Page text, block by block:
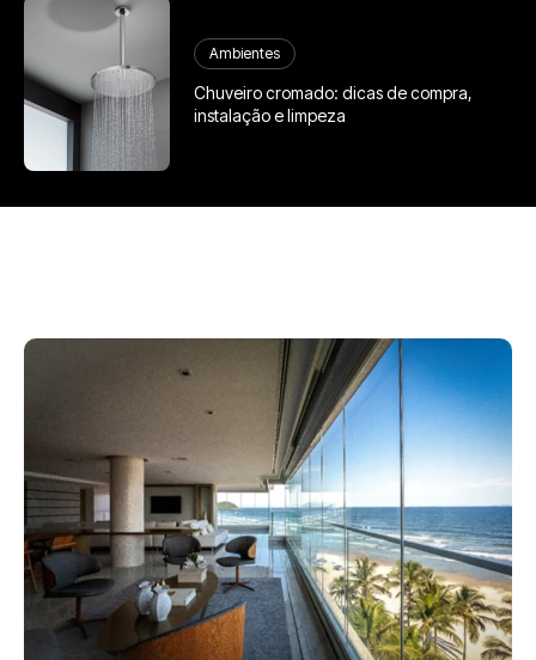
Ambientes
Chuveiro cromado: dicas de compra,
instalação e limpeza